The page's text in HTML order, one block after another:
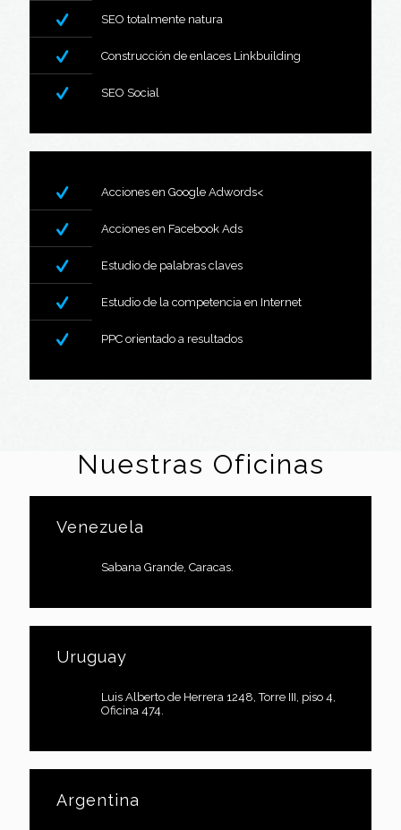
SEO totalmente natura
Construcción de enlaces Linkbuilding
SEO Social
Acciones en Google Adwords<
Acciones en Facebook Ads
Estudio de palabras claves
Estudio de la competencia en Internet
PPC orientado a resultados
Nuestras Oficinas
Venezuela
Sabana Grande, Caracas.
Uruguay
Luis Alberto de Herrera 1248, Torre III, piso 4,
Oficina 474.
Argentina